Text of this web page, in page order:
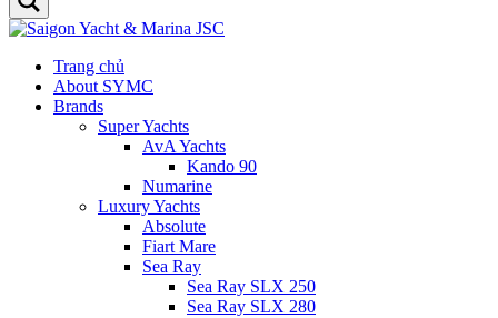
Trang chủ
About SYMC
Brands
Super Yachts
AvA Yachts
Kando 90
Numarine
Luxury Yachts
Absolute
Fiart Mare
Sea Ray
Sea Ray SLX 250
Sea Ray SLX 280